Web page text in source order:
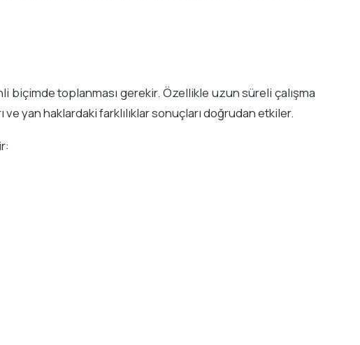
biçimde toplanması gerekir. Özellikle uzun süreli çalışma
yan haklardaki farklılıklar sonuçları doğrudan etkiler.